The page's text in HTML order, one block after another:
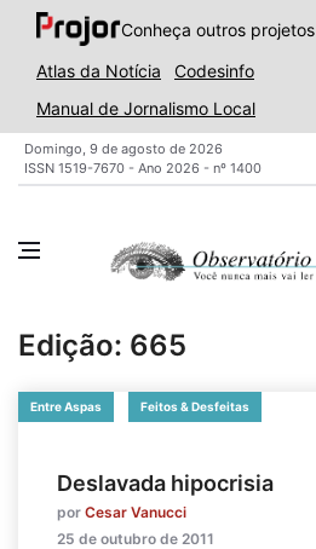
Conheça outros projetos
Atlas da Notícia
Codesinfo
Manual de Jornalismo Local
Domingo, 9 de agosto de 2026
ISSN 1519-7670 - Ano 2026 - nº 1400
Edição: 665
Entre Aspas Feitos & Desfeitas
Deslavada hipocrisia
por Cesar Vanucci
25 de outubro de 2011